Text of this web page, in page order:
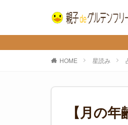
HOME 星読み
【月の